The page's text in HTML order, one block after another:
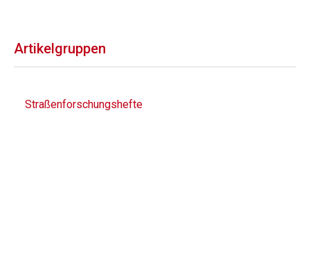
Artikelgruppen
Straßenforschungshefte